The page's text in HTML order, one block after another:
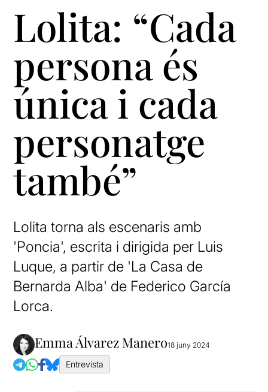
Lolita: “Cada
persona és
única i cada
personatge
també”
Lolita torna als escenaris amb
'Poncia', escrita i dirigida per Luis
Luque, a partir de 'La Casa de
Bernarda Alba' de Federico García
Lorca.
Emma Álvarez Manero18 juny 2024
Entrevista